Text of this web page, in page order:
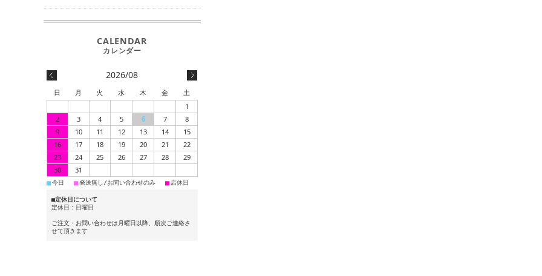
2026/08
日 月 火 水 木 金
土
1
2
3 4 5 6 7
8
9
10 11 12 13 14
15
16
17 18 19 20 21
22
23
24 25 26 27 28
29
30
31
■今日 ■発送無し/お問い合わせのみ ■ 店休日
■定休日について
定休日：日曜日
ご注文・お問い合わせは月曜日以降、順次ご連絡さ
せて頂きます